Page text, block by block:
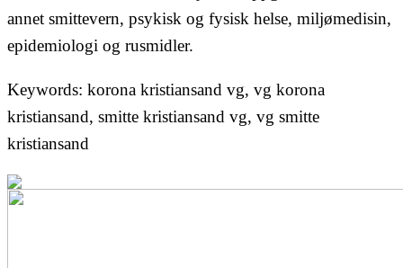
annet smittevern, psykisk og fysisk helse, miljømedisin,
epidemiologi og rusmidler.
Keywords: korona kristiansand vg, vg korona
kristiansand, smitte kristiansand vg, vg smitte
kristiansand